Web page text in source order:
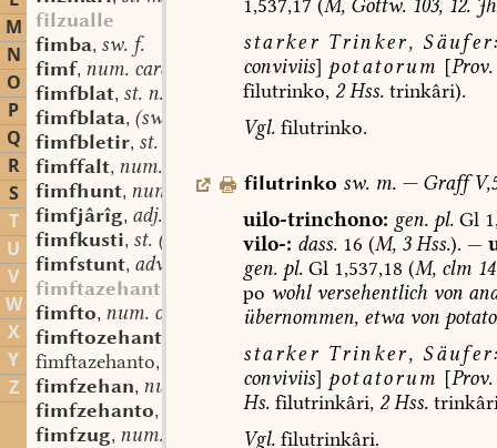
M
N
O
P
Q
R
S
T
U
V
W
X
Y
Z
filzualle
fimba, sw. f.
fimf, num. card.
fimfblat, st. n.
fimfblata, (sw. ?) f.
fimfbletir, st. n. pl.
fimffalt, num. multipl.
fimfhunt, num. card.
fimfjârîg, adj.
fimfkusti, st. (f.?) pl.
fimfstunt, adv. num.
fimftazehanto
fimfto, num. ord.
fimftozehanto
fimftazehanto,
fimfzehan, num. card.
fimfzehanto,
fimfzug, num. card.
1,537,17 (M,Göttw.103,12.
starker Trinker,
conviviis] potatorum [Prov.
filutrinko, 2Hss. trinkâri).
Vgl.filutrinko.
filutrinko sw. m. —Graff
uilo-trinchono: gen.pl.Gl
vilo-: dass. 16 (M,3Hss.). —
gen.pl.Gl1,537,18 (M,clm14
po wohlversehentlichvon
übernommen,etwavon
starker Trinker,
conviviis] potatorum [Prov.
Hs.filutrinkâri, 2Hss.
Vgl.filutrinkâri.